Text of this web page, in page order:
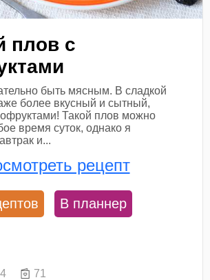
плов с
быть мясным. В сладкой
более вкусный и сытный,
Такой плов можно
время суток, однако я
и...
рецепт
В планнер
4 71